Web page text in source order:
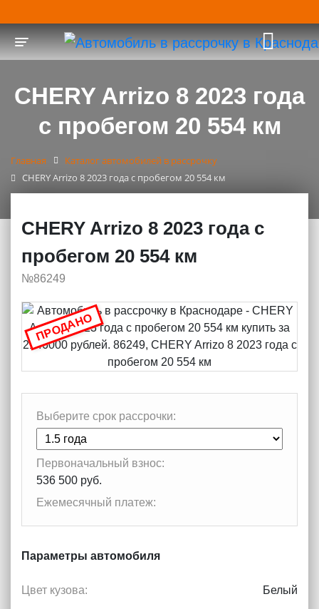
Toggle navigation
CHERY Arrizo 8 2023 года
с пробегом 20 554 км
Главная
Каталог автомобилей в рассрочку
CHERY Arrizo 8 2023 года с пробегом 20 554 км
CHERY Arrizo 8 2023 года с
пробегом 20 554 км
№86249
Выберите срок рассрочки:
Первоначальный взнос:
536 500 руб.
Ежемесячный платеж:
Параметры автомобиля
Цвет кузова:
Белый
ПРОДАНО